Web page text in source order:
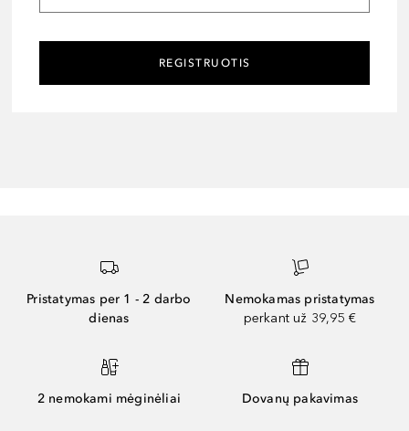
REGISTRUOTIS
Pristatymas per 1 - 2 darbo
dienas
Nemokamas pristatymas
perkant už 39,95 €
2 nemokami mėginėliai Dovanų pakavimas